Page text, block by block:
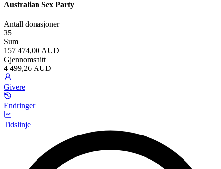
Australian Sex Party
Antall donasjoner
35
Sum
157 474,00 AUD
Gjennomsnitt
4 499,26 AUD
Givere
Endringer
Tidslinje